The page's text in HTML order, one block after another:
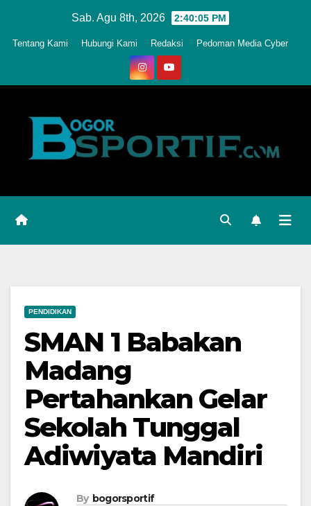
Sab. Agu 8th, 2026 2:40:08 PM
Tentang Kami Hubungi Kami Redaksi Pedoman Media Cyber
PENDIDIKAN
SMAN 1 Babakan
Madang
Pertahankan Gelar
Sekolah Tunggal
Adiwiyata Mandiri
By bogorsportif